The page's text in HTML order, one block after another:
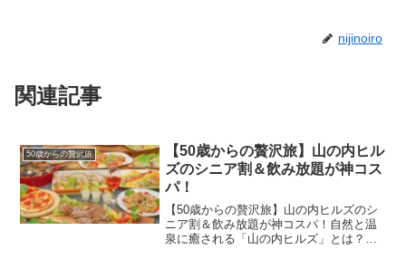
nijinoiro
関連記事
50歳からの贅沢旅
【50歳からの贅沢旅】山の内ヒル
ズのシニア割＆飲み放題が神コス
パ！
【50歳からの贅沢旅】山の内ヒルズのシ
ニア割＆飲み放題が神コスパ！自然と温
泉に癒される「山の内ヒルズ」とは？長